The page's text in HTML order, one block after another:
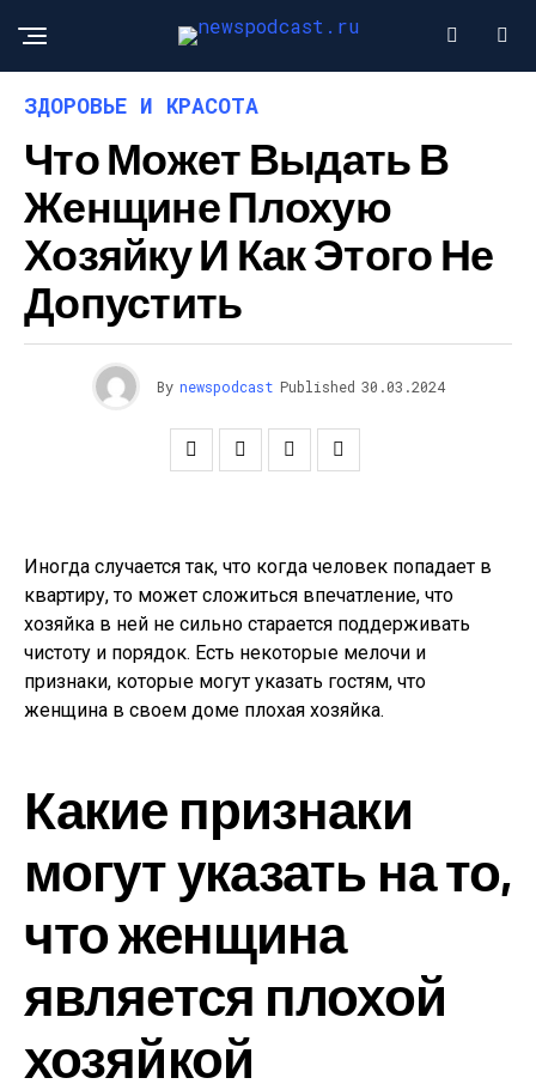
ЗДОРОВЬЕ И КРАСОТА
Что Может Выдать В
Женщине Плохую
Хозяйку И Как Этого Не
Допустить
By newspodcast Published 30.03.2024
Иногда случается так, что когда человек попадает в
квартиру, то может сложиться впечатление, что
хозяйка в ней не сильно старается поддерживать
чистоту и порядок. Есть некоторые мелочи и
признаки, которые могут указать гостям, что
женщина в своем доме плохая хозяйка.
Какие признаки
могут указать на то,
что женщина
является плохой
хозяйкой